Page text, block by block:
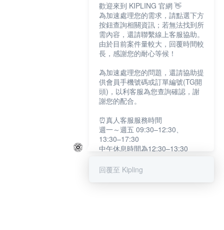
歡迎來到 KIPLING 官網 👋
為加速處理您的需求，請點選下方
按鈕查詢相關資訊；若無法找到所
需內容，還請聯繫線上客服協助。
由於目前案件量較大，回覆時間較
長，感謝您的耐心等候！
為加速處理您的問題，還請協助提
供會員手機號碼或訂單編號(TG開
頭)，以利客服為您查詢確認，謝
謝您的配合。
⏰真人客服服務時間
週一～週五 09:30–12:30、
13:30–17:30
中午休息時間為12:30–13:30
提醒您：系統會自動已讀訊息，如
回覆至 Kipling